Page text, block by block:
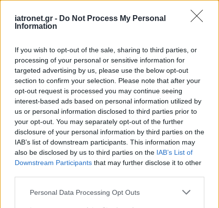
iatronet.gr - Do Not Process My Personal
Information
If you wish to opt-out of the sale, sharing to third parties, or
processing of your personal or sensitive information for
targeted advertising by us, please use the below opt-out
section to confirm your selection. Please note that after your
opt-out request is processed you may continue seeing
interest-based ads based on personal information utilized by
us or personal information disclosed to third parties prior to
your opt-out. You may separately opt-out of the further
disclosure of your personal information by third parties on the
IAB’s list of downstream participants. This information may
also be disclosed by us to third parties on the IAB’s List of
Downstream Participants that may further disclose it to other
Please note that this website/app uses one or more Google
Personal Data Processing Opt Outs